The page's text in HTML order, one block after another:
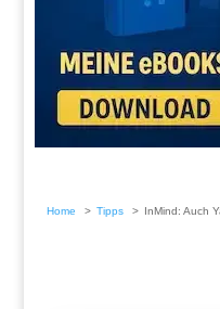
Home Tipps InMind: Auch